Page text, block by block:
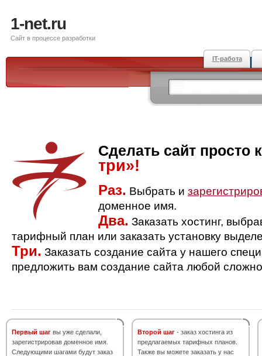
1-net.ru
Сайт в процессе разработки
IT-работа
Сделать сайт просто
три»!
Раз. Выбрать и
доменное имя.
Два. Заказать хостинг,
тарифный план или заказать установку
Три. Заказать создание сайта у нашего
предложить вам создание сайта любой
Первый шаг вы уже сделали,
зарегистрировав доменное имя.
Следующими шагами будут заказ
Второй шаг - заказ хостинга из
предлагаемых тарифных планов.
Также вы можете заказать у нас